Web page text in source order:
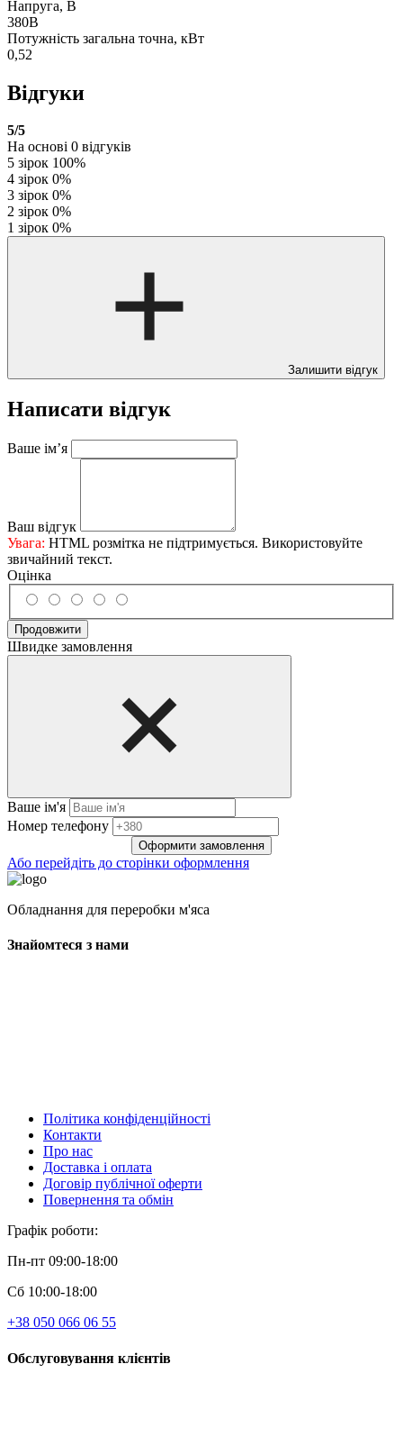
Напруга, В
380В
Потужність загальна точна, кВт
0,52
Відгуки
5/5
На основі 0 відгуків
5 зірок 100%
4 зірок 0%
3 зірок 0%
2 зірок 0%
1 зірок 0%
Залишити відгук
Написати відгук
Ваше ім’я
Ваш відгук
Увага: HTML розмітка не підтримується. Використовуйте
звичайний текст.
Оцінка
Продовжити
Швидке замовлення
Ваше ім'я
Нoмep тeлeфoнy
Оформити замовлення
Або перейдіть до сторінки оформлення
Обладнання для переробки м'яса
Знайомтеся з нами
Політика конфіденційності
Контакти
Про нас
Доставка і оплата
Договір публічної оферти
Повернення та обмін
Графік роботи:
Пн-пт 09:00-18:00
Сб 10:00-18:00
+38 050 066 06 55
Обслуговування клієнтів